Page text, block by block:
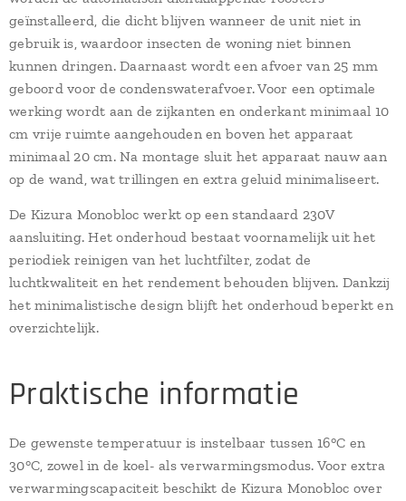
geïnstalleerd, die dicht blijven wanneer de unit niet in
gebruik is, waardoor insecten de woning niet binnen
kunnen dringen. Daarnaast wordt een afvoer van 25 mm
geboord voor de condenswaterafvoer. Voor een optimale
werking wordt aan de zijkanten en onderkant minimaal 10
cm vrije ruimte aangehouden en boven het apparaat
minimaal 20 cm. Na montage sluit het apparaat nauw aan
op de wand, wat trillingen en extra geluid minimaliseert.
De Kizura Monobloc werkt op een standaard 230V
aansluiting. Het onderhoud bestaat voornamelijk uit het
periodiek reinigen van het luchtfilter, zodat de
luchtkwaliteit en het rendement behouden blijven. Dankzij
het minimalistische design blijft het onderhoud beperkt en
overzichtelijk.
Praktische informatie
De gewenste temperatuur is instelbaar tussen 16°C en
30°C, zowel in de koel- als verwarmingsmodus. Voor extra
verwarmingscapaciteit beschikt de Kizura Monobloc over